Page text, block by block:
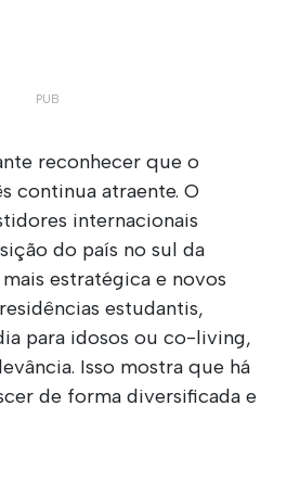
reconhecer que o
continua atraente. O
internacionais
do país no sul da
estratégica e novos
estudantis,
para idosos ou co-living,
Isso mostra que há
de forma diversificada e